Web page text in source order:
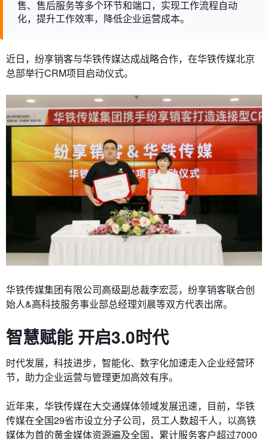
售、售后服务等多个环节和端口，实现工作流程自动
化，提升工作效率，降低企业运营成本。
近日，纷享销客与华铁传媒达成战略合作，在华铁传媒北京
总部举行CRM项目启动仪式。
华铁传媒集团有限公司高级副总裁李宏蕊，纷享销客联合创
始人&高科技服务事业部总经理刘晨等双方代表出席。
智慧赋能 开启3.0时代
时代发展，科技进步，智能化、数字化加速走入企业经营环
节，助力企业运营与管理更加高效有序。
近年来，华铁传媒在大交通媒体领域发展迅速，目前，华铁
传媒在全国29省市设立分子公司，员工人数超千人，以高铁
媒体为首的黄金媒体资源遍及全国，累计服务客户超过7000